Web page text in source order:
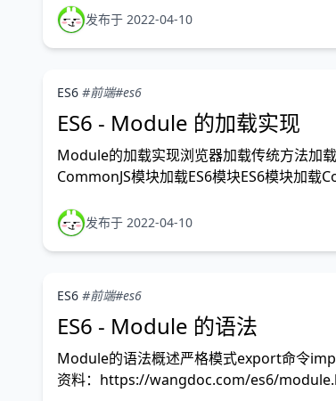
发布于 2022-04-10
ES6 #前端#es6
ES6 - Module 的加载实现
Module的加载实现浏览器加载传统方法加
CommonJS模块加载ES6模块ES6模块加载
发布于 2022-04-10
ES6 #前端#es6
ES6 - Module 的语法
Module的语法概述严格模式export命令
资料：https://wangdoc.com/es6/